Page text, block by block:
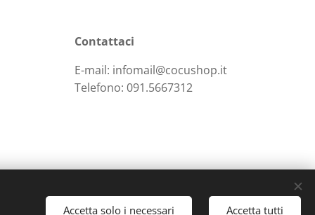
Contattaci
E-mail: infomail@cocushop.it
Telefono: 091.5667312
Accetta solo i necessari Accetta tutti